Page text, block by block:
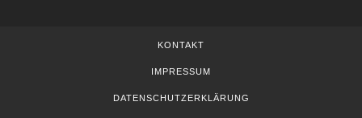
KONTAKT
IMPRESSUM
DATENSCHUTZERKLÄRUNG